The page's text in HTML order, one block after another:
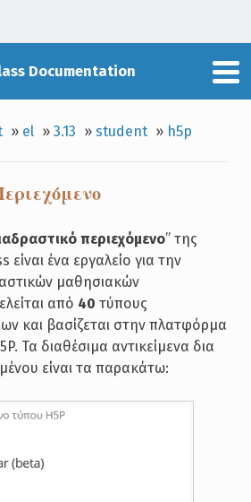
Documentation
» el »3.13 »student » h5p
περιεχόμενο” της
ένα εργαλείο για την
μαθησιακών
από 40 τύπους
και βασίζεται στην πλατφόρμα
Τα διαθέσιμα αντικείμενα δια
είναι τα παρακάτω: